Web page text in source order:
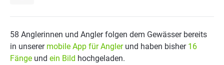
58 Anglerinnen und Angler folgen dem Gewässer bereits
in unserer mobile App für Anglerund haben bisher 16
Fänge und ein Bild hochgeladen.